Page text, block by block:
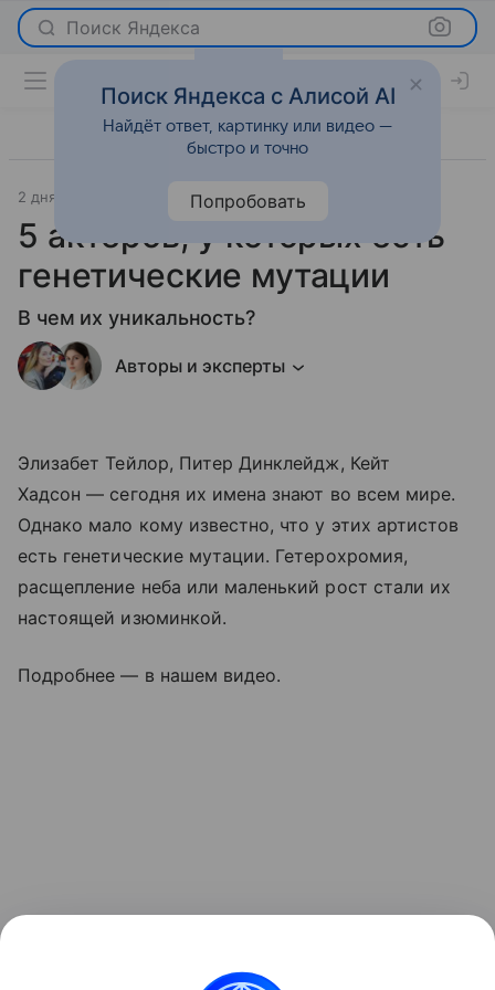
Поиск Яндекса
2 дня назад Светская жизнь
5 актеров, у которых есть
генетические мутации
В чем их уникальность?
Авторы и эксперты
Элизабет Тейлор, Питер Динклейдж, Кейт
Хадсон — сегодня их имена знают во всем мире.
Однако мало кому известно, что у этих артистов
есть генетические мутации. Гетерохромия,
расщепление неба или маленький рост стали их
настоящей изюминкой.
Подробнее — в нашем видео.
Поиск Яндекса с Алисой AI
Найдёт ответ, картинку или видео —
быстро и точно
Попробовать